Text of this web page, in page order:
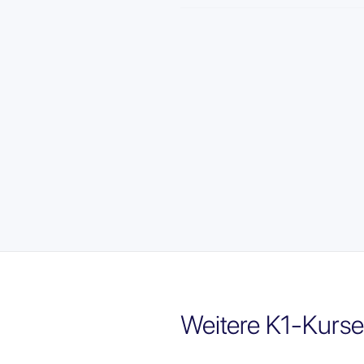
Weitere K1-Kurse